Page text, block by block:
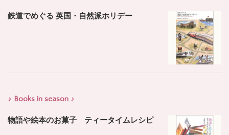
鉄道でめぐる 英国・自然派ホリデー
♪ Books in season ♪
物語や絵本のお菓子 ティータイムレシピ